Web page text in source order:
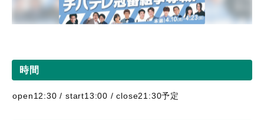
時間
open12:30 / start13:00 / close21:30予定